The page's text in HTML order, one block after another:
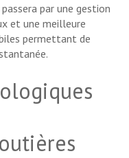
par une gestion
et une meilleure
permettant de